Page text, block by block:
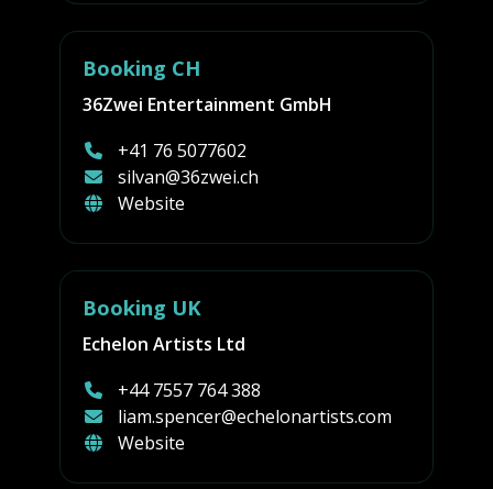
Booking CH
36Zwei Entertainment GmbH
+41 76 5077602
silvan@36zwei.ch
Website
Booking UK
Echelon Artists Ltd
+44 7557 764 388
liam.spencer@echelonartists.com
Website